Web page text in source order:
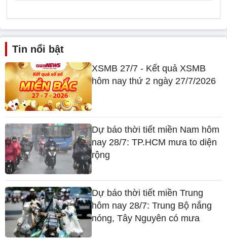
Tin nổi bật
XSMB 27/7 - Kết quả XSMB
hôm nay thứ 2 ngày 27/7/2026
Dự báo thời tiết miền Nam hôm
nay 28/7: TP.HCM mưa to diện
rộng
Dự báo thời tiết miền Trung
hôm nay 28/7: Trung Bộ nắng
nóng, Tây Nguyên có mưa